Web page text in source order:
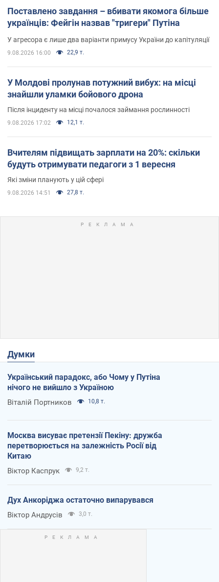
Поставлено завдання – вбивати якомога більше
українців: Фейгін назвав "тригери" Путіна
У агресора є лише два варіанти примусу України до капітуляції
9.08.2026 16:00 22,9 т.
У Молдові пролунав потужний вибух: на місці
знайшли уламки бойового дрона
Після інциденту на місці почалося займання рослинності
9.08.2026 17:02 12,1 т.
Вчителям підвищать зарплати на 20%: скільки
будуть отримувати педагоги з 1 вересня
Які зміни планують у цій сфері
9.08.2026 14:51 27,8 т.
Думки
Український парадокс, або Чому у Путіна
нічого не вийшло з Україною
Віталій Портников 10,8 т.
Москва висуває претензії Пекіну: дружба
перетворюється на залежність Росії від
Китаю
Віктор Каспрук 9,2 т.
Дух Анкоріджа остаточно випарувався
Віктор Андрусів 3,0 т.